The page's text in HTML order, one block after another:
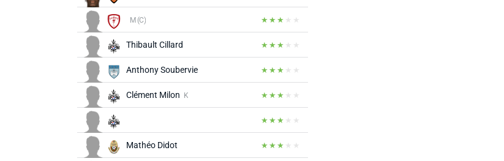
M (C)
Thibault Cillard
Anthony Soubervie
Clément Milon K
Mathéo Didot